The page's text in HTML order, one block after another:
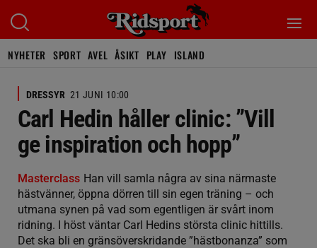
NYHETER SPORT AVEL ÅSIKT PLAY ISLAND
DRESSYR 21 JUNI 10:00
Carl Hedin håller clinic: ”Vill
ge inspiration och hopp”
Masterclass Han vill samla några av sina närmaste
hästvänner, öppna dörren till sin egen träning – och
utmana synen på vad som egentligen är svårt inom
ridning. I höst väntar Carl Hedins största clinic hittills.
Det ska bli en gränsöverskridande ”hästbonanza” som